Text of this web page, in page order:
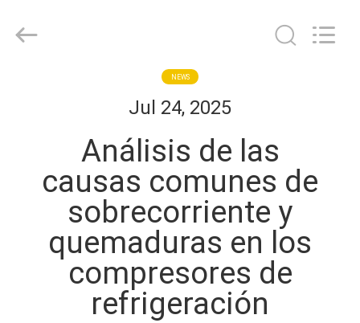
PRODUCTOS
SOBRE
NOSOTROS
Equipment
NEWS
Jul 24, 2025
Análisis de las
causas comunes de
sobrecorriente y
quemaduras en los
compresores de
refrigeración